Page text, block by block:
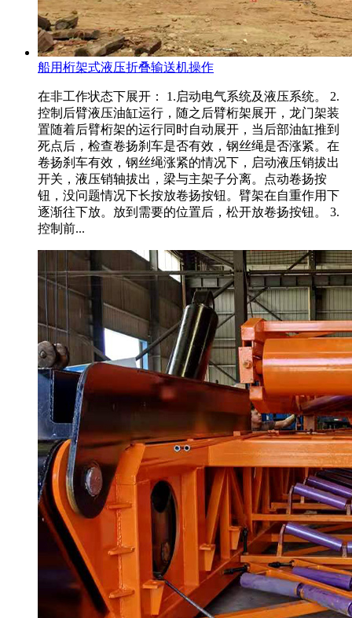
船用桁架式液压折叠输送机操作
在非工作状态下展开： 1.启动电气系统及液压系统。 2.
控制后臂液压油缸运行，随之后臂桁架展开，龙门架装
置随着后臂桁架的运行同时自动展开，当后部油缸推到
死点后，检查卷扬刹车是否有效，钢丝绳是否涨紧。在
卷扬刹车有效，钢丝绳涨紧的情况下，启动液压销拔出
开关，液压销轴拔出，梁与主架子分离。点动卷扬按
钮，没问题情况下长按放卷扬按钮。臂架在自重作用下
逐渐往下放。放到需要的位置后，松开放卷扬按钮。 3.
控制前...